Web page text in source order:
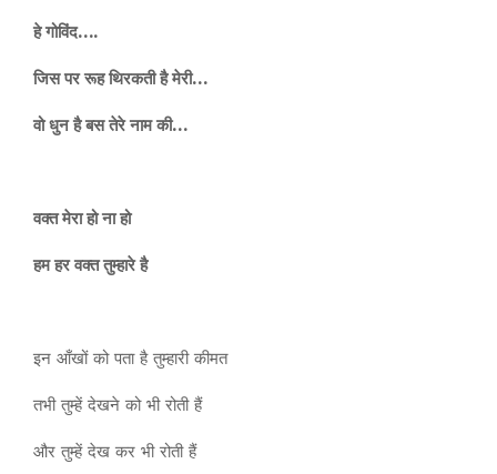
हे गोविंद….
जिस पर रूह थिरकती है मेरी…
वो धुन है बस तेरे नाम की…
वक्त मेरा हो ना हो
हम हर वक्त तुम्हारे है
इन आँखों को पता है तुम्हारी कीमत
तभी तुम्हें देखने को भी रोती हैं
और तुम्हें देख कर भी रोती हैं